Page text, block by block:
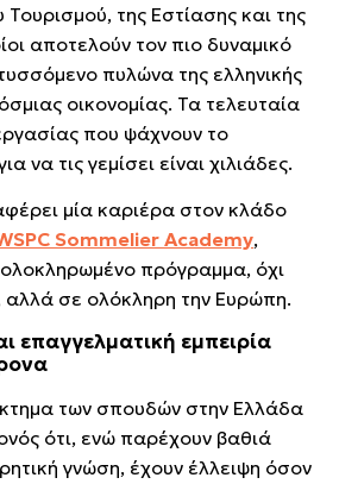
της Εστίασης και της
αποτελούν τον πιο δυναμικό
πυλώνα της ελληνικής
οικονομίας. Τα τελευταία
που ψάχνουν το
να τις γεμίσει είναι χιλιάδες.
μία καριέρα στον κλάδο
Sommelier Academy,
πρόγραμμα, όχι
αλλά σε ολόκληρη την Ευρώπη.
επαγγελματική εμπειρία
των σπουδών στην Ελλάδα
ότι, ενώ παρέχουν βαθιά
γνώση, έχουν έλλειψη όσον